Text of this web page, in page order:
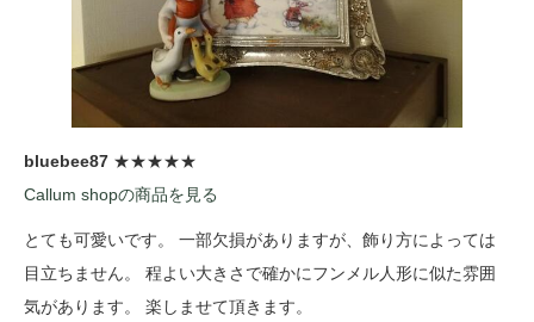
bluebee87 ★★★★★
Callum shopの商品を見る
とても可愛いです。 一部欠損がありますが、飾り方によっては
目立ちません。 程よい大きさで確かにフンメル人形に似た雰囲
気があります。 楽しませて頂きます。